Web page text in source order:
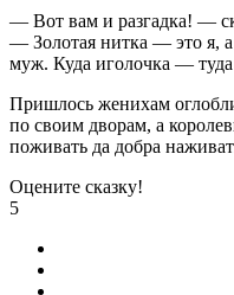
— Вот вам и разгадка! —
— Золотая нитка — это я,
муж. Куда иголочка —
Пришлось женихам
по своим дворам, а
поживать да добра
Оцените сказку!
5